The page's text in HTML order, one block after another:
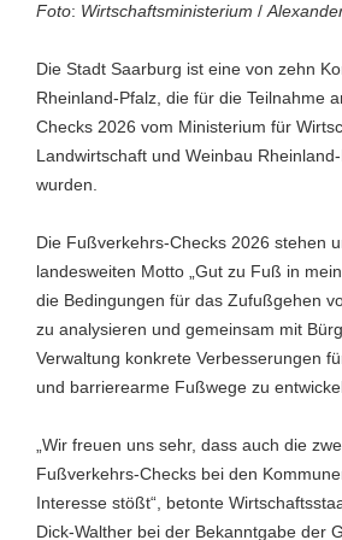
Foto: Wirtschaftsministerium /
Die Stadt Saarburg ist eine von zehn
Rheinland-Pfalz, die für die Teilnahme
Checks 2026 vom Ministerium für
Landwirtschaft und Weinbau
wurden.
Die Fußverkehrs-Checks 2026 stehen
landesweiten Motto „Gut zu Fuß in
die Bedingungen für das Zufußgehen
zu analysieren und gemeinsam mit
Verwaltung konkrete Verbesserungen
und barrierearme Fußwege zu
„Wir freuen uns sehr, dass auch die
Fußverkehrs-Checks bei den
Interesse stößt“, betonte
Dick-Walther bei der Bekanntgabe der